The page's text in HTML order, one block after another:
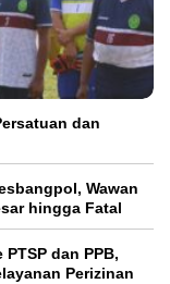
dan
Wawan
hingga Fatal
dan PPB,
Perizinan